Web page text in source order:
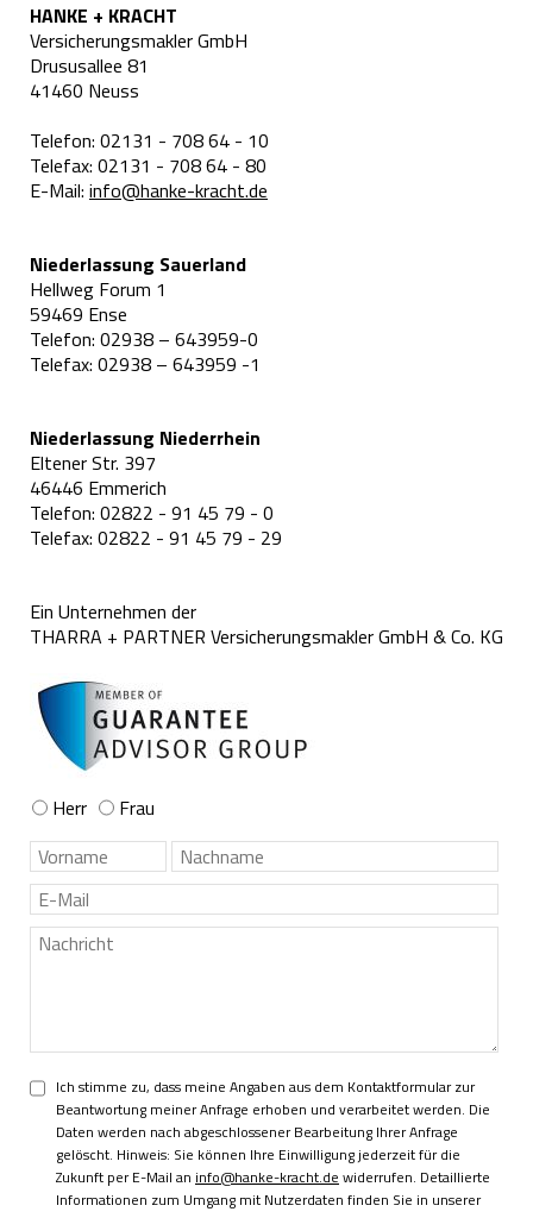
HANKE + KRACHT
Versicherungsmakler GmbH
Drususallee 81
41460 Neuss
Telefon: 02131 - 708 64 - 10
Telefax: 02131 - 708 64 - 80
E-Mail: info@hanke-kracht.de
Niederlassung Sauerland
Hellweg Forum 1
59469 Ense
Telefon: 02938 – 643959-0
Telefax: 02938 – 643959 -1
Niederlassung Niederrhein
Eltener Str. 397
46446 Emmerich
Telefon: 02822 - 91 45 79 - 0
Telefax: 02822 - 91 45 79 - 29
Ein Unternehmen der
THARRA + PARTNER Versicherungsmakler GmbH & Co. KG
Herr Frau
Ich stimme zu, dass meine Angaben aus dem Kontaktformular zur
Beantwortung meiner Anfrage erhoben und verarbeitet werden. Die
Daten werden nach abgeschlossener Bearbeitung Ihrer Anfrage
gelöscht. Hinweis: Sie können Ihre Einwilligung jederzeit für die
Zukunft per E-Mail an info@hanke-kracht.de widerrufen. Detaillierte
Informationen zum Umgang mit Nutzerdaten finden Sie in unserer